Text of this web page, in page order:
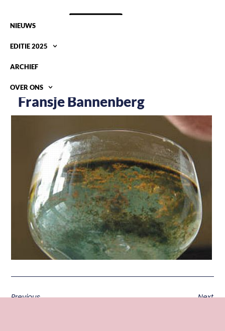
NIEUWS
EDITIE 2025
ARCHIEF
OVER ONS
Fransje Bannenberg
Previous Next